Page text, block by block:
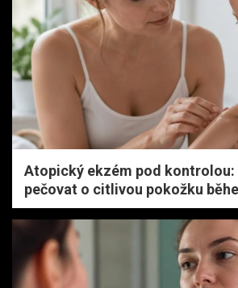
Atopický ekzém pod kontrolou:
pečovat o citlivou pokožku